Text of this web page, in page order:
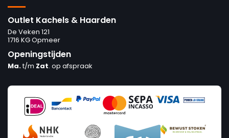
Outlet Kachels & Haarden
De Veken 121
1716 KG Opmeer
Openingstijden
Ma.t/m Zat. op afspraak